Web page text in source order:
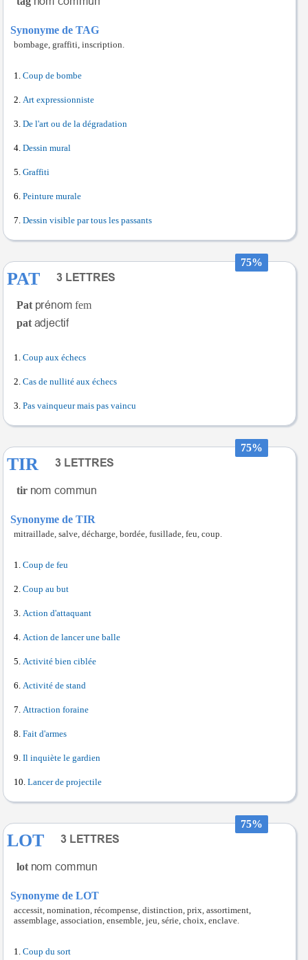
Synonyme de TAG
bombage, graffiti, inscription.
Coup de bombe
Art expressionniste
De l'art ou de la dégradation
Dessin mural
Graffiti
Peinture murale
Dessin visible par tous les passants
75%
PAT
Pat
fem
pat
Coup aux échecs
Cas de nullité aux échecs
Pas vainqueur mais pas vaincu
75%
TIR
tir
Synonyme de TIR
mitraillade, salve, décharge, bordée, fusillade, feu, coup.
Coup de feu
Coup au but
Action d'attaquant
Action de lancer une balle
Activité bien ciblée
Activité de stand
Attraction foraine
Fait d'armes
Il inquiète le gardien
Lancer de projectile
75%
LOT
lot
Synonyme de LOT
accessit, nomination, récompense, distinction, prix, assortiment,
assemblage, association, ensemble, jeu, série, choix, enclave.
Coup du sort